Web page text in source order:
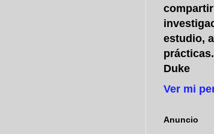
estudio,
Duke
Ver mi
Anuncio